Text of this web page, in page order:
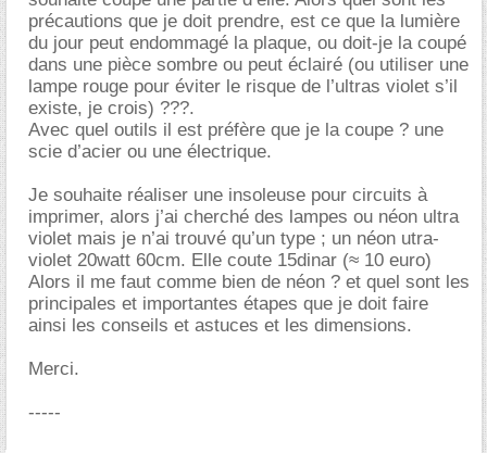
précautions que je doit prendre, est ce que la lumière
du jour peut endommagé la plaque, ou doit-je la coupé
dans une pièce sombre ou peut éclairé (ou utiliser une
lampe rouge pour éviter le risque de l’ultras violet s’il
existe, je crois) ???.
Avec quel outils il est préfère que je la coupe ? une
scie d’acier ou une électrique.
Je souhaite réaliser une insoleuse pour circuits à
imprimer, alors j’ai cherché des lampes ou néon ultra
violet mais je n’ai trouvé qu’un type ; un néon utra-
violet 20watt 60cm. Elle coute 15dinar (≈ 10 euro)
Alors il me faut comme bien de néon ? et quel sont les
principales et importantes étapes que je doit faire
ainsi les conseils et astuces et les dimensions.
Merci.
-----